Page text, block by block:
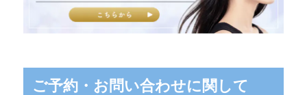
ご予約・お問い合わせに関して